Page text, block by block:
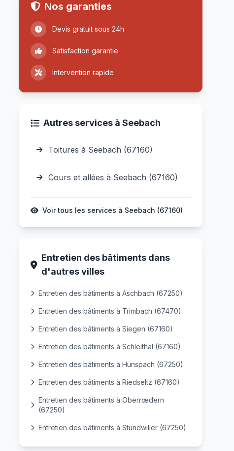
Nos garanties
Devis gratuit sous 24h
Satisfaction garantie
Intervention rapide
Autres services à Seebach
Toitures à Seebach (67160)
Cours et allées à Seebach (67160)
Voir tous les services à Seebach (67160)
Entretien des bâtiments dans
d'autres villes
Entretien des bâtiments à Aschbach (67250)
Entretien des bâtiments à Trimbach (67470)
Entretien des bâtiments à Siegen (67160)
Entretien des bâtiments à Schleithal (67160)
Entretien des bâtiments à Hunspach (67250)
Entretien des bâtiments à Riedseltz (67160)
Entretien des bâtiments à Oberrœdern
(67250)
Entretien des bâtiments à Stundwiller (67250)